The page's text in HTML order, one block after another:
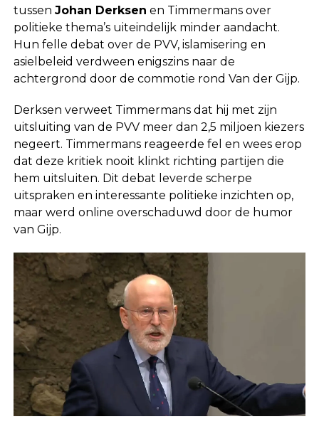
tussen Johan Derksen en Timmermans over
politieke thema’s uiteindelijk minder aandacht.
Hun felle debat over de PVV, islamisering en
asielbeleid verdween enigszins naar de
achtergrond door de commotie rond Van der Gijp.
Derksen verweet Timmermans dat hij met zijn
uitsluiting van de PVV meer dan 2,5 miljoen kiezers
negeert. Timmermans reageerde fel en wees erop
dat deze kritiek nooit klinkt richting partijen die
hem uitsluiten. Dit debat leverde scherpe
uitspraken en interessante politieke inzichten op,
maar werd online overschaduwd door de humor
van Gijp.